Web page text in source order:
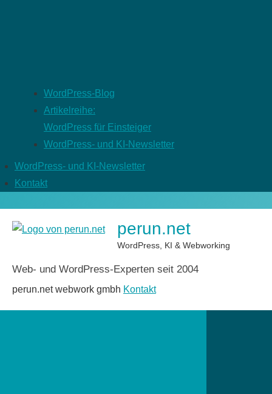
WordPress-Blog
Artikelreihe:
WordPress für Einsteiger
WordPress- und KI-Newsletter
WordPress- und KI-Newsletter
Kontakt
perun.net
WordPress, KI & Webworking
Web- und WordPress-Experten seit 2004
perun.net webwork gmbh Kontakt